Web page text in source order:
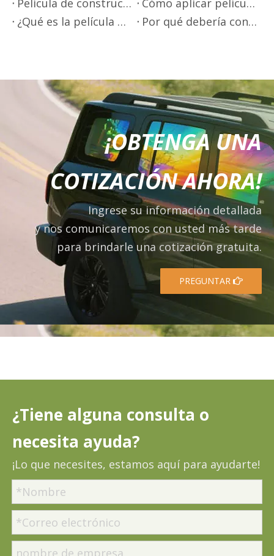
Película de construcción de alta calidad para construcción y protección.
Cómo aplicar película para ventanas
¿Qué es la película para ventanas?
Por qué debería considerar el uso de películas para ventanas en sus ventanas
¡OBTENGA UNA
COTIZACIÓN AHORA!
Ingrese su información detallada
y nos comunicaremos con usted más tarde
para brindarle una cotización gratuita.
PREGUNTAR
¿Tiene alguna consulta o
necesita ayuda?
¡Lo que necesites, estamos aquí para ayudarte!